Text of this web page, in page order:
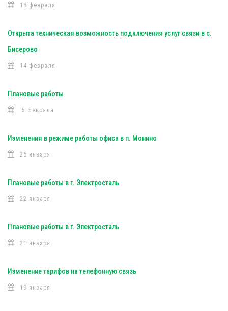
18 февраля
Открыта техническая возможность подключения услуг связи в с.
Бисерово
14 февраля
Плановые работы
5 февраля
Изменения в режиме работы офиса в п. Монино
26 января
Плановые работы в г. Электросталь
22 января
Плановые работы в г. Электросталь
21 января
Изменение тарифов на телефонную связь
19 января